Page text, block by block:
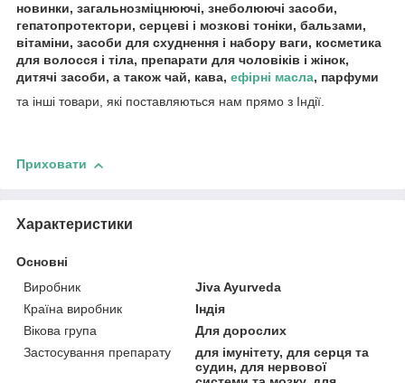
новинки, загальнозміцнюючі, знеболюючі засоби,
гепатопротектори, серцеві і мозкові тоніки, бальзами,
вітаміни, засоби для схуднення і набору ваги, косметика
для волосся і тіла, препарати для чоловіків і жінок,
дитячі засоби, а також чай, кава, ефірні масла, парфуми
та інші товари, які поставляються нам прямо з Індії.
Приховати
Характеристики
Основні
Виробник
Jiva Ayurveda
Країна виробник
Індія
Вікова група
Для дорослих
Застосування препарату
для імунітету, для серця та
судин, для нервової